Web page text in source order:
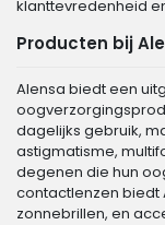
klanttevredenheid
Producten bij
Alensa biedt een
dagelijks gebruik,
astigmatisme,
degenen die hun
contactlenzen biedt
zonnebrillen, en